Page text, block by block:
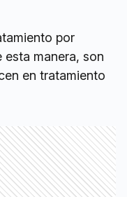
por
esta manera, son
en tratamiento